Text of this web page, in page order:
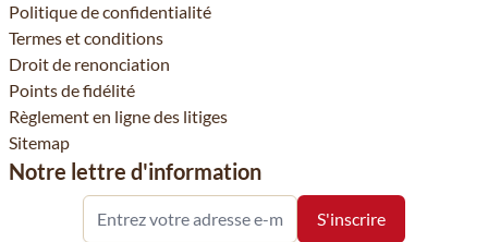
Politique de confidentialité
Termes et conditions
Droit de renonciation
Points de fidélité
Règlement en ligne des litiges
Sitemap
Notre lettre d'information